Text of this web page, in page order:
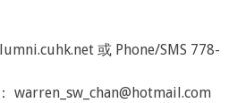
或 Phone/SMS 778-
warren_sw_chan@hotmail.com